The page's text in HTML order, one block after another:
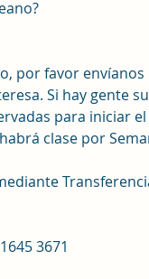
por favor
Si hay gente
para iniciar
clase por
3671